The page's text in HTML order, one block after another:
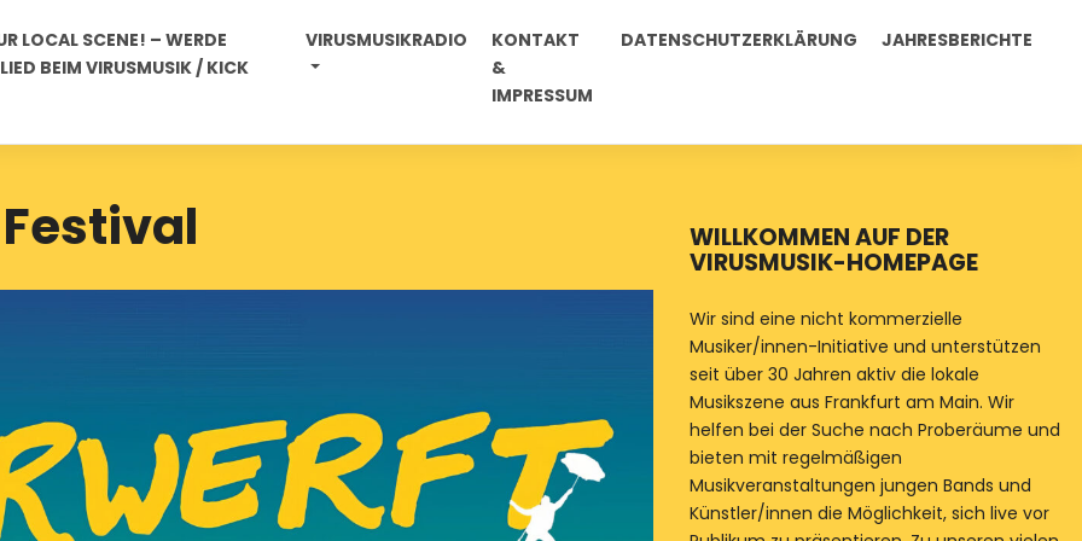
LOCAL SCENE! – WERDE
BEIM VIRUSMUSIK / KICK
VIRUSMUSIKRADIO
KONTAKT
&
IMPRESSUM
DATENSCHUTZERKLÄRUNG JAHRESBERICHTE
WILLKOMMEN AUF DER
VIRUSMUSIK-HOMEPAGE
Wir sind eine nicht kommerzielle
Musiker/innen-Initiative und unterstützen
seit über 30 Jahren aktiv die lokale
Musikszene aus Frankfurt am Main. Wir
helfen bei der Suche nach Proberäume und
bieten mit regelmäßigen
Musikveranstaltungen jungen Bands und
Künstler/innen die Möglichkeit, sich live vor